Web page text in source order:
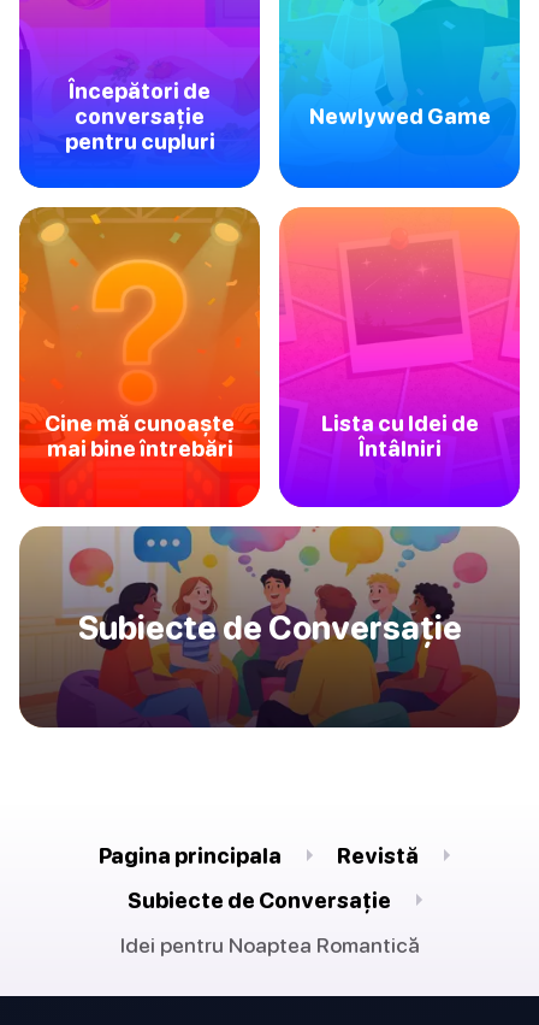
Începători de
conversație
pentru cupluri
Newlywed Game
Cine mă cunoaște
mai bine întrebări
Lista cu Idei de
Întâlniri
Subiecte de Conversație
Pagina principala
Revistă
Subiecte de Conversație
Idei pentru Noaptea Romantică